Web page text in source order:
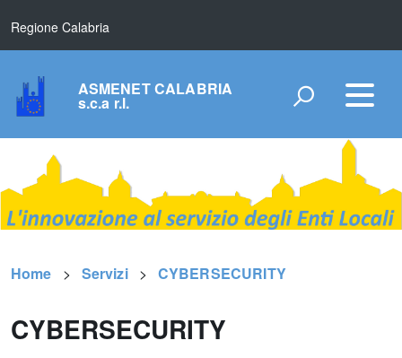
Regione Calabria
ASMENET CALABRIA
s.c.a r.l.
Home Servizi CYBERSECURITY
CYBERSECURITY